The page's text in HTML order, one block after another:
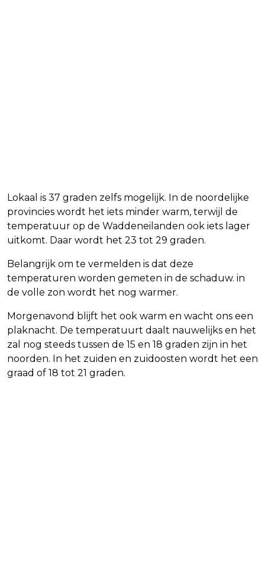
Lokaal is 37 graden zelfs mogelijk. In de noordelijke
provincies wordt het iets minder warm, terwijl de
temperatuur op de Waddeneilanden ook iets lager
uitkomt. Daar wordt het 23 tot 29 graden.
Belangrijk om te vermelden is dat deze
temperaturen worden gemeten in de schaduw. in
de volle zon wordt het nog warmer.
Morgenavond blijft het ook warm en wacht ons een
plaknacht. De temperatuurt daalt nauwelijks en het
zal nog steeds tussen de 15 en 18 graden zijn in het
noorden. In het zuiden en zuidoosten wordt het een
graad of 18 tot 21 graden.